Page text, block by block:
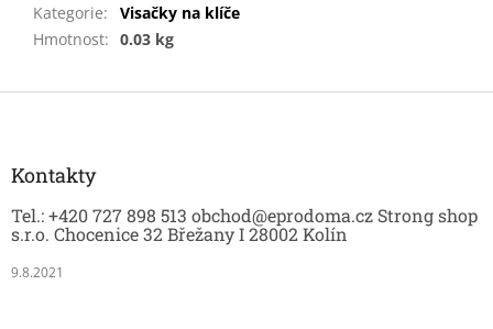
Kategorie:
Visačky na klíče
Hmotnost: 0.03 kg
Z
Kontakty
Tel.: +420 727 898 513 obchod@eprodoma.cz Strong shop
s.r.o. Chocenice 32 Břežany I 28002 Kolín
9.8.2021